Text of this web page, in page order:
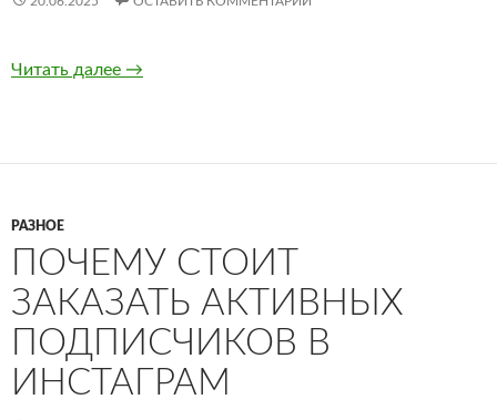
Читать далее Почему у меня мало подписчиков Ютуб –
→
РАЗНОЕ
ПОЧЕМУ СТОИТ
ЗАКАЗАТЬ АКТИВНЫХ
ПОДПИСЧИКОВ В
ИНСТАГРАМ